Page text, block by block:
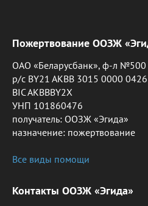
Пожертвование ООЗЖ
ОАО «Беларусбанк», ф-л №500
р/с BY21 AKBB 3015 0000
BIC AKBBBY2X
УНП 101860476
получатель: ООЗЖ «Эгида»
назначение: пожертвование
Все виды помощи
Контакты ООЗЖ «Эгида»